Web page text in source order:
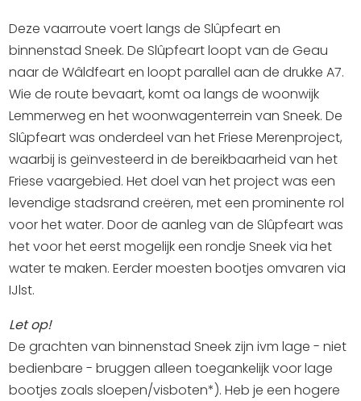
Winkelen, uitgaan en doen
Eten, drinken & uitgaan
Winkelen
En meer
Arrangementen
Jouw Sneek
Other languages
UITagenda
Routes
Deze vaarroute voert langs de Slûpfeart en
binnenstad Sneek. De Slûpfeart loopt van de Geau
naar de Wâldfeart en loopt parallel aan de drukke A7.
Wie de route bevaart, komt oa langs de woonwijk
Lemmerweg en het woonwagenterrein van Sneek. De
Slûpfeart was onderdeel van het Friese Merenproject,
waarbij is geïnvesteerd in de bereikbaarheid van het
Friese vaargebied. Het doel van het project was een
levendige stadsrand creëren, met een prominente rol
voor het water. Door de aanleg van de Slûpfeart was
het voor het eerst mogelijk een rondje Sneek via het
water te maken. Eerder moesten bootjes omvaren via
IJlst.
Let op!
De grachten van binnenstad Sneek zijn ivm lage - niet
bedienbare - bruggen alleen toegankelijk voor lage
bootjes zoals sloepen/visboten*). Heb je een hogere